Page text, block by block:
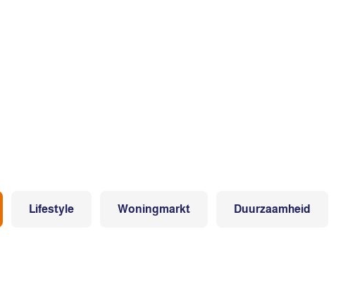
Lifestyle Woningmarkt Duurzaamheid